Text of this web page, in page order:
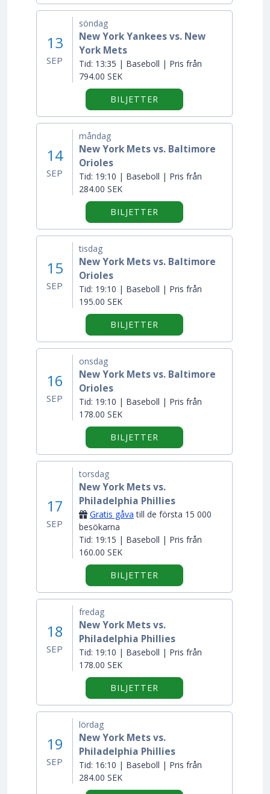
13
SEP
söndag
New York Yankees vs. New
York Mets
Tid: 13:35 | Baseboll | Pris från
794.00 SEK
BILJETTER
14
SEP
måndag
New York Mets vs. Baltimore
Orioles
Tid: 19:10 | Baseboll | Pris från
284.00 SEK
BILJETTER
15
SEP
tisdag
New York Mets vs. Baltimore
Orioles
Tid: 19:10 | Baseboll | Pris från
195.00 SEK
BILJETTER
16
SEP
onsdag
New York Mets vs. Baltimore
Orioles
Tid: 19:10 | Baseboll | Pris från
178.00 SEK
BILJETTER
17
SEP
torsdag
New York Mets vs.
Philadelphia Phillies
Gratis gåva till de första 15 000
besökarna
Tid: 19:15 | Baseboll | Pris från
160.00 SEK
BILJETTER
18
SEP
fredag
New York Mets vs.
Philadelphia Phillies
Tid: 19:10 | Baseboll | Pris från
178.00 SEK
BILJETTER
19
SEP
lördag
New York Mets vs.
Philadelphia Phillies
Tid: 16:10 | Baseboll | Pris från
284.00 SEK